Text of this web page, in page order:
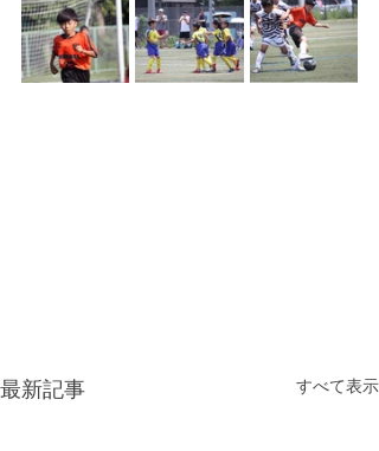
最新記事 すべて表示